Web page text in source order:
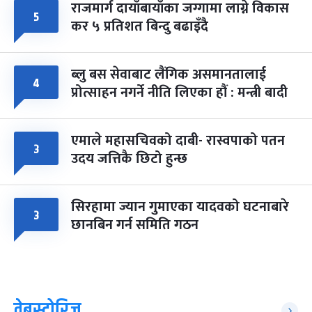
५ राजमार्ग दायाँबायाँका जग्गामा लाग्ने विकास
कर ५ प्रतिशत बिन्दु बढाइँदै
४ ब्लु बस सेवाबाट लैंगिक असमानतालाई
प्रोत्साहन नगर्ने नीति लिएका हौं : मन्त्री बादी
३ एमाले महासचिवको दाबी- रास्वपाको पतन
उदय जत्तिकै छिटो हुन्छ
३ सिरहामा ज्यान गुमाएका यादवको घटनाबारे
छानबिन गर्न समिति गठन